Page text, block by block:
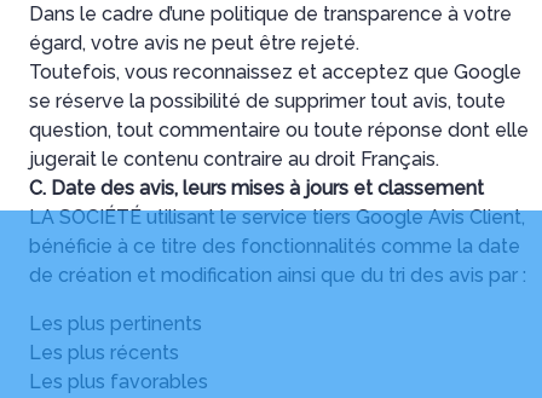
Dans le cadre d’une politique de transparence à votre
égard, votre avis ne peut être rejeté.
Toutefois, vous reconnaissez et acceptez que Google
se réserve la possibilité de supprimer tout avis, toute
question, tout commentaire ou toute réponse dont elle
jugerait le contenu contraire au droit Français.
C. Date des avis, leurs mises à jours et classement
LA SOCIÉTÉ utilisant le service tiers Google Avis Client,
bénéficie à ce titre des fonctionnalités comme la date
de création et modification ainsi que du tri des avis par :
Les plus pertinents
Les plus récents
Les plus favorables